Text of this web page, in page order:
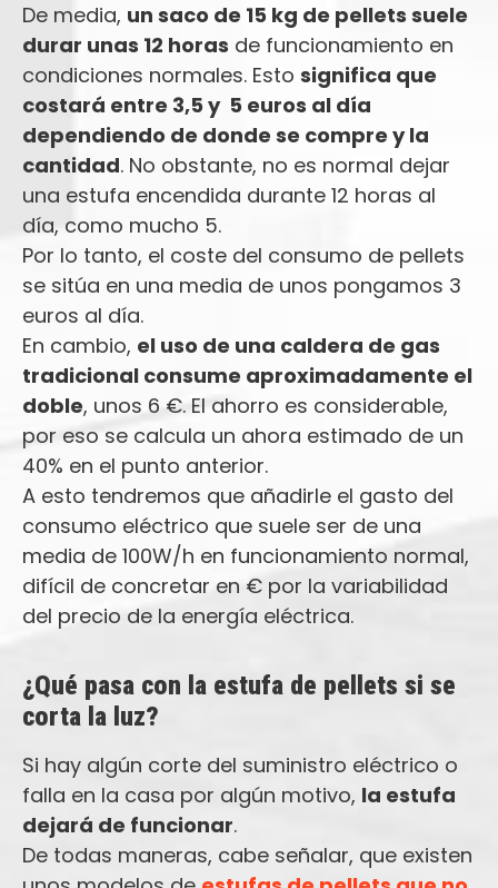
De media, un saco de 15 kg de pellets suele
durar unas 12 horas de funcionamiento en
condiciones normales. Esto significa que
costará entre 3,5 y 5 euros al día
dependiendo de donde se compre y la
cantidad. No obstante, no es normal dejar
una estufa encendida durante 12 horas al
día, como mucho 5.
Por lo tanto, el coste del consumo de pellets
se sitúa en una media de unos pongamos 3
euros al día.
En cambio, el uso de una caldera de gas
tradicional consume aproximadamente el
doble, unos 6 €. El ahorro es considerable,
por eso se calcula un ahora estimado de un
40% en el punto anterior.
A esto tendremos que añadirle el gasto del
consumo eléctrico que suele ser de una
media de 100W/h en funcionamiento normal,
difícil de concretar en € por la variabilidad
del precio de la energía eléctrica.
¿Qué pasa con la estufa de pellets si se
corta la luz?
Si hay algún corte del suministro eléctrico o
falla en la casa por algún motivo, la estufa
dejará de funcionar.
De todas maneras, cabe señalar, que existen